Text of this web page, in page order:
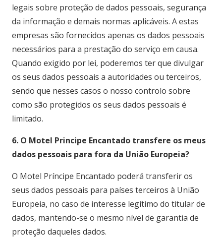
legais sobre proteção de dados pessoais, segurança
da informação e demais normas aplicáveis. A estas
empresas são fornecidos apenas os dados pessoais
necessários para a prestação do serviço em causa.
Quando exigido por lei, poderemos ter que divulgar
os seus dados pessoais a autoridades ou terceiros,
sendo que nesses casos o nosso controlo sobre
como são protegidos os seus dados pessoais é
limitado.
6. O Motel Principe Encantado transfere os meus
dados pessoais para fora da União Europeia?
O Motel Príncipe Encantado poderá transferir os
seus dados pessoais para países terceiros à União
Europeia, no caso de interesse legítimo do titular de
dados, mantendo-se o mesmo nível de garantia de
proteção daqueles dados.